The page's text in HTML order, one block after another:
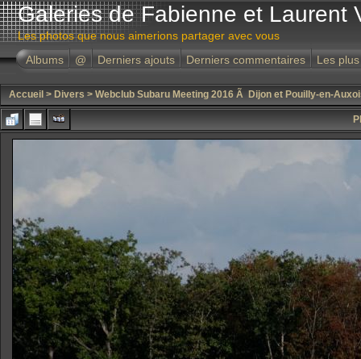
Galeries de Fabienne et Laurent
Les photos que nous aimerions partager avec vous
Albums
@ Derniers ajouts Derniers commentaires Les
Accueil > Divers > Webclub Subaru Meeting 2016 Ã Dijon et Pouilly-en-